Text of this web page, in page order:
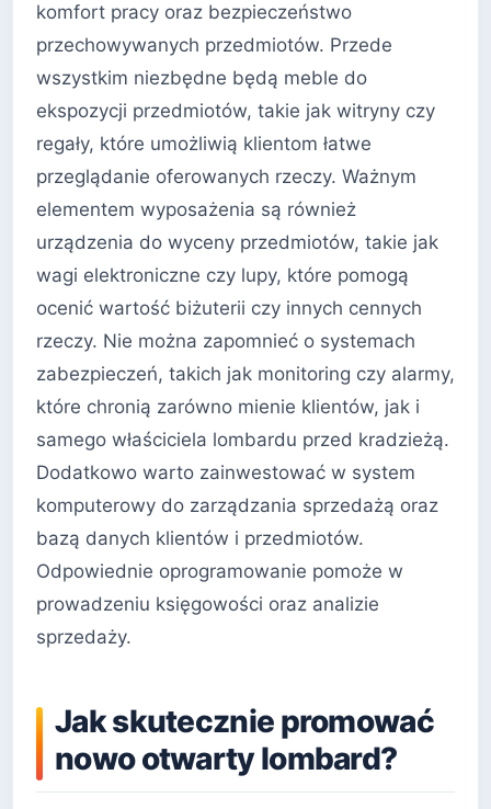
komfort pracy oraz bezpieczeństwo
przechowywanych przedmiotów. Przede
wszystkim niezbędne będą meble do
ekspozycji przedmiotów, takie jak witryny czy
regały, które umożliwią klientom łatwe
przeglądanie oferowanych rzeczy. Ważnym
elementem wyposażenia są również
urządzenia do wyceny przedmiotów, takie jak
wagi elektroniczne czy lupy, które pomogą
ocenić wartość biżuterii czy innych cennych
rzeczy. Nie można zapomnieć o systemach
zabezpieczeń, takich jak monitoring czy alarmy,
które chronią zarówno mienie klientów, jak i
samego właściciela lombardu przed kradzieżą.
Dodatkowo warto zainwestować w system
komputerowy do zarządzania sprzedażą oraz
bazą danych klientów i przedmiotów.
Odpowiednie oprogramowanie pomoże w
prowadzeniu księgowości oraz analizie
sprzedaży.
Jak skutecznie promować
nowo otwarty lombard?